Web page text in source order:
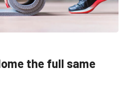
the full same